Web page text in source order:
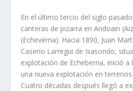
En el último tercio del siglo
canteras de piza­rra en Andoain
(Echeverria). Hacia 1890, Juan
Caserío Larregui de Isasondo,
explotación de Echeberria, inició a
una nueva ex­plotación en
Cuatro décadas después llegó a